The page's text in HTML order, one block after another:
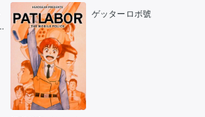
ゲッターロボ號